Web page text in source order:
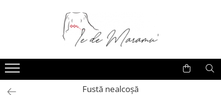
Fustă nealcoșă